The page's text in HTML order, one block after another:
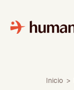
contenido
Inicio >